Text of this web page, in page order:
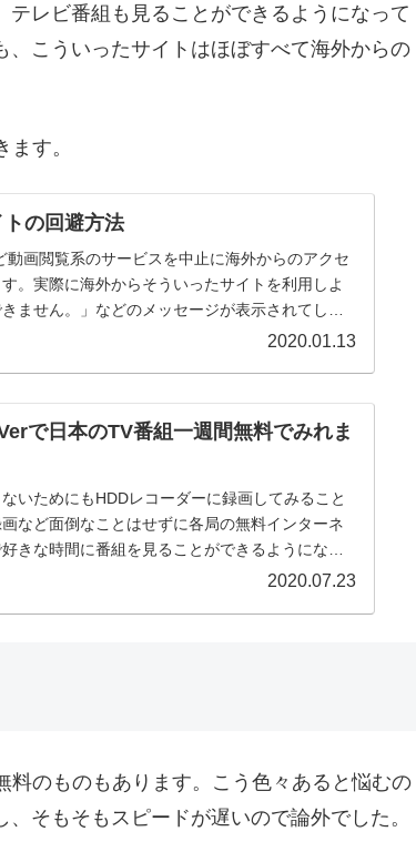
レビ番組も見ることができるようになって
こういったサイトはほぼすべて海外からの
す。
の回避方法
画閲覧系のサービスを中止に海外からのアクセ
。実際に海外からそういったサイトを利用しよ
ません。」などのメッセージが表示されてし
2020.01.13
で日本のTV番組一週間無料でみれま
いためにもHDDレコーダーに録画してみること
など面倒なことはせずに各局の無料インターネ
きな時間に番組を見ることができるようになっ
2020.07.23
のものもあります。こう色々あると悩むの
そもそもスピードが遅いので論外でした。